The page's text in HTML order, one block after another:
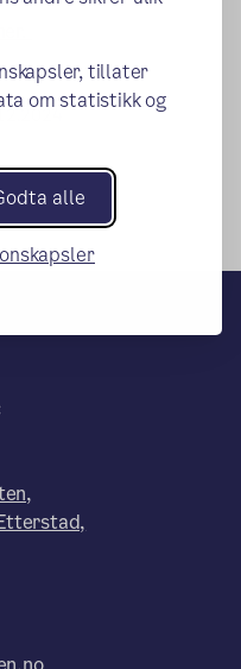
tillater
om statistikk og
alle